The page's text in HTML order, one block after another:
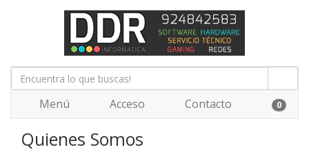
Menú Acceso Contacto 0
Quienes Somos